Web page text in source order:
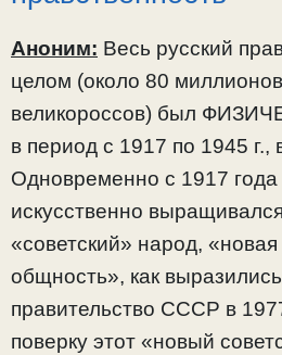
Аноним: Весь русский
целом (около 80
великороссов) был
в период с 1917 по 1945 г.,
Одновременно с 1917
искусственно
«советский» народ, «новая
общность», как
правительство СССР в
поверку этот «новый